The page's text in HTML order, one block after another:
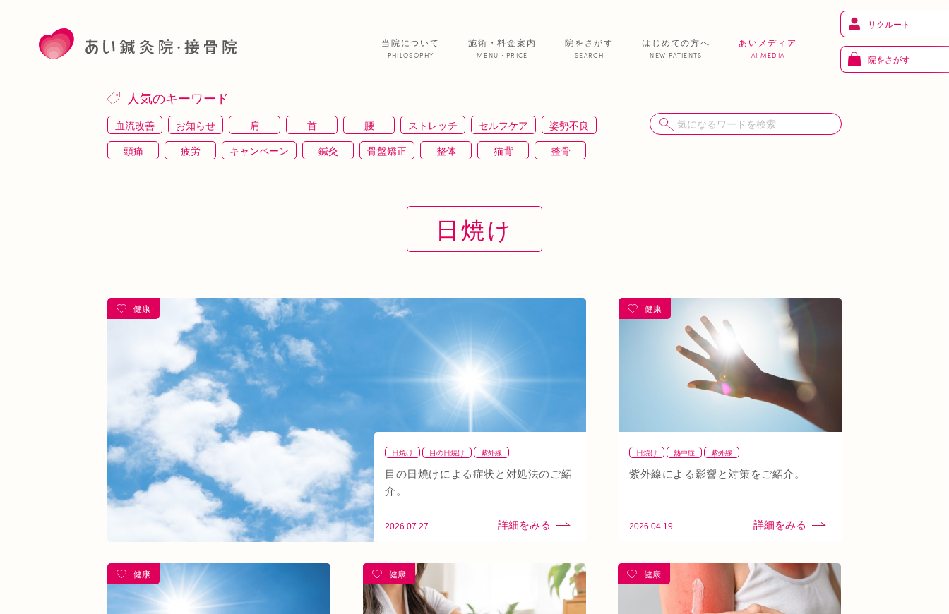
当院について
PHILOSOPHY
施術・料金案内
MENU・PRICE
院をさがす
SEARCH
はじめての方へ
NEW PATIENTS
あいメディア
AI MEDIA
院からのお便り トレーニング
リクルート
院をさがす
人気のキーワード
血流改善 お知らせ 肩 首 腰 ストレッチ セルフケア
姿勢不良
頭痛
疲労 キャンペーン 鍼灸 骨盤矯正 整体 猫背
整骨
睡眠不足 鶴橋
ストレス 背骨 腱鞘炎
めまい
眼精疲労 スマホ首 美肌 自律神経失調症
美容鍼
夏バテ 寺田町 オープン 冬バテ
ファスティング 紫外線 筋緊張 ばね指
乾燥肌
日焼け 地下街 本町 阪急桂駅 天満橋
頸椎椎間板ヘルニア
好転反応 脱水症状 反り腰 なんばウォーク
イオンタウン小阪
今里
クリスタ長堀 駅構内 八戸ノ里駅 呼吸 玉造 春バテ
日焼け
健康
日焼け 目の日焼け 紫外線
目の日焼けによる症状と対処法のご紹
介。
2026.07.27
健康
日焼け 熱中症 紫外線
紫外線による影響と対策をご紹介。
2026.04.19
健康 健康 健康